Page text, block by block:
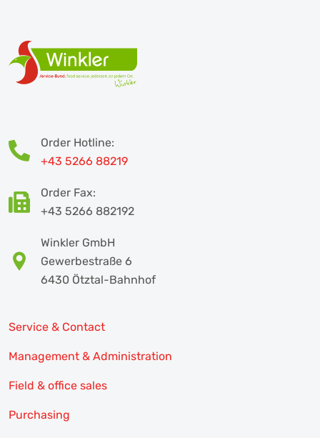
Order Hotline:
+43 5266 88219
Order Fax:
+43 5266 882192
Winkler GmbH
Gewerbestraße 6
6430 Ötztal-Bahnhof
Service & Contact
Management & Administration
Field & office sales
Purchasing